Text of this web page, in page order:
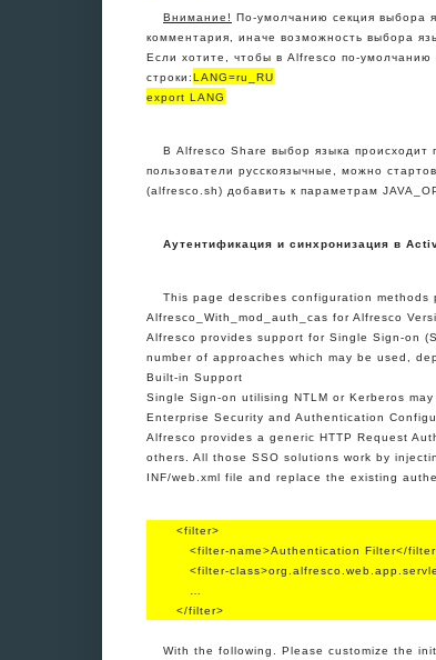
Внимание! По-умолчанию секция выбора
комментария, иначе возможность выбора
Если хотите, чтобы в Alfresco по-
строки:LANG=ru_RU
export LANG
В Alfresco Share выбор языка происходит
пользователи русскоязычные, можно
(alfresco.sh) добавить к параметрам
Аутентификация и синхронизация в
This page describes configuration
Alfresco_With_mod_auth_cas for Alfresco
Alfresco provides support for Single Sign-on
number of approaches which may be used,
Built-in Support
Single Sign-on utilising NTLM or Kerberos
Enterprise Security and Authentication
Alfresco provides a generic HTTP Request
others. All those SSO solutions work by
INF/web.xml file and replace the existing
<filter>
<filter-name>Authentication Filter</
<filter-
</filter>
With the following. Please customize the